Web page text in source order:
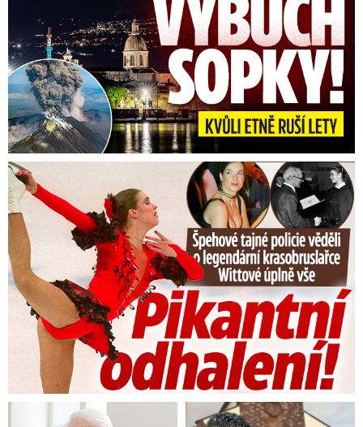
bylo zapojené Rusko?
Tajná policie špehovala krasobruslařku Wittovou: Pikantní ...